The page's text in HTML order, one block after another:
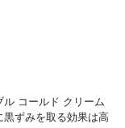
コールド クリーム
ずみを取る効果は高